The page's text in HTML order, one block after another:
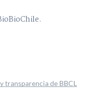
transparencia de BBCL